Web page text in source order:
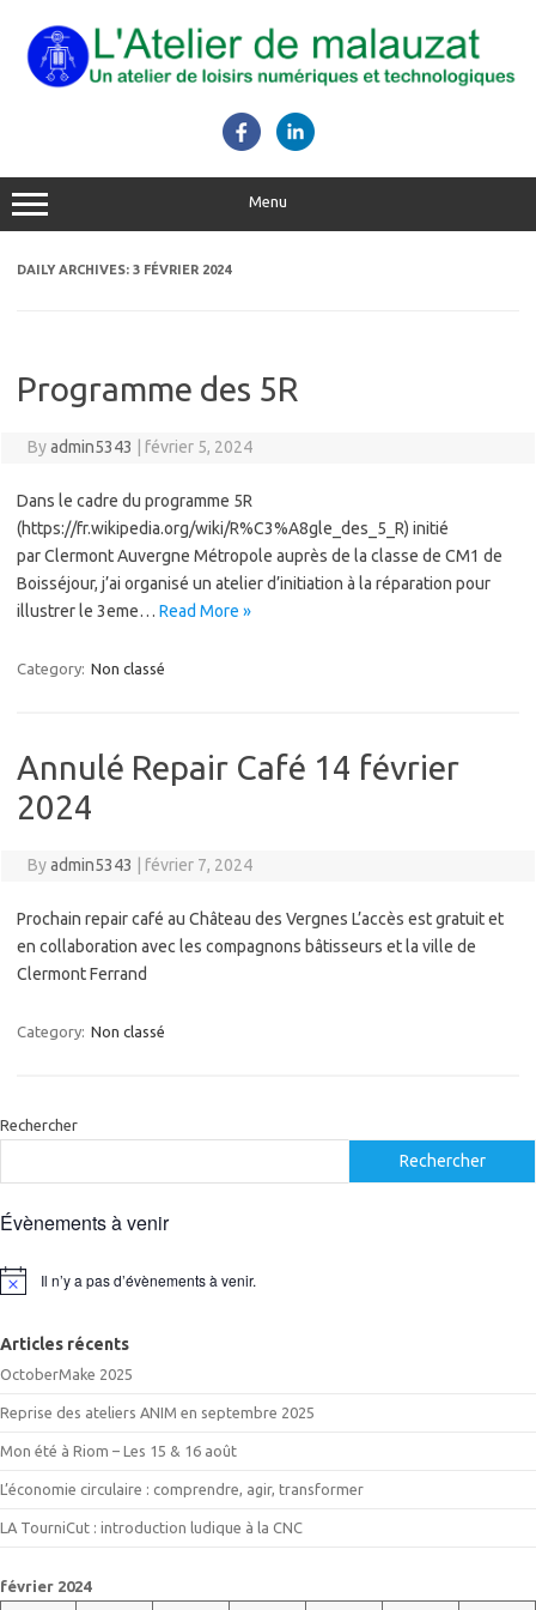
content
Menu
DAILY ARCHIVES: 3 FÉVRIER 2024
Programme des 5R
Byadmin5343 février 5, 2024
Dans le cadre du programme 5R
(https://fr.wikipedia.org/wiki/R%C3%A8gle_des_5_R) initié
par Clermont Auvergne Métropole auprès de la classe de CM1 de
Boisséjour, j’ai organisé un atelier d’initiation à la réparation pour
illustrer le 3eme… Read More »
Category: Non classé
Annulé Repair Café 14 février
2024
Byadmin5343 février 7, 2024
Prochain repair café au Château des Vergnes L’accès est gratuit et
en collaboration avec les compagnons bâtisseurs et la ville de
Clermont Ferrand
Category: Non classé
Rechercher
Rechercher
Évènements à venir
Notice Il n’y a pas d’évènements à venir.
Articles récents
OctoberMake 2025
Reprise des ateliers ANIM en septembre 2025
Mon été à Riom – Les 15 & 16 août
L’économie circulaire : comprendre, agir, transformer
LA TourniCut : introduction ludique à la CNC
février 2024